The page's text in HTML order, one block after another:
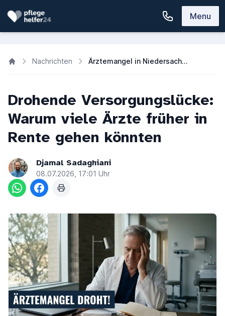
Menu
Nachrichten Ärztemangel in Niedersachsen: Neue Prognose warnt vor Praxissterben
Drohende Versorgungslücke:
Warum viele Ärzte früher in
Rente gehen könnten
Djamal Sadaghiani
08.07.2026, 17:01 Uhr